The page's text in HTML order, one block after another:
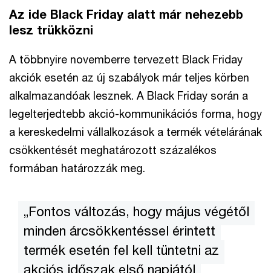
Az ide Black Friday alatt már nehezebb
lesz trükközni
A többnyire novemberre tervezett Black Friday
akciók esetén az új szabályok már teljes körben
alkalmazandóak lesznek. A Black Friday során a
legelterjedtebb akció-kommunikációs forma, hogy
a kereskedelmi vállalkozások a termék vételárának
csökkentését meghatározott százalékos
formában határozzák meg.
„Fontos változás, hogy május végétől
minden árcsökkentéssel érintett
termék esetén fel kell tüntetni az
akciós időszak első napjától